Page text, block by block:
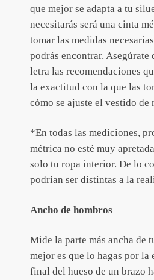
que mejor se adapta a tu
necesitarás será una cinta
tomar las medidas
podrás encontrar. Asegúrate
letra las recomendaciones
la exactitud con la que las
cómo se ajuste el vestido de
*En todas las mediciones,
métrica no esté muy
solo tu ropa interior. De lo
podrían ser distintas a la
Ancho de hombros
Mide la parte más ancha de
mejor es que lo hagas por la
final del hueso de un brazo